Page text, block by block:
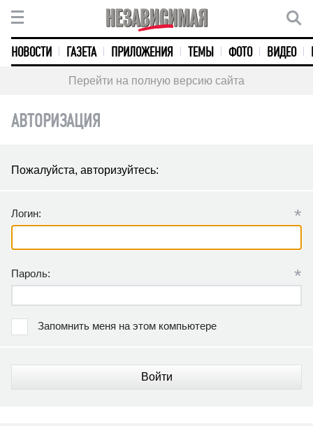
НОВОСТИ ГАЗЕТА ПРИЛОЖЕНИЯ ТЕМЫ ФОТО ВИДЕО
Перейти на полную версию сайта
АВТОРИЗАЦИЯ
Пожалуйста, авторизуйтесь:
Логин: *
Пароль: *
Запомнить меня на этом компьютере
Войти